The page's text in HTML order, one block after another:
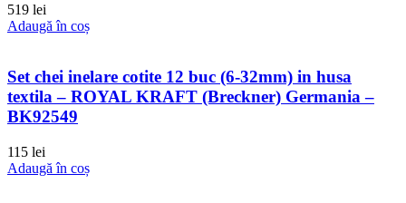
519 lei
Adaugă în coș
Set chei inelare cotite 12 buc (6-32mm) in husa
textila – ROYAL KRAFT (Breckner) Germania –
BK92549
115 lei
Adaugă în coș